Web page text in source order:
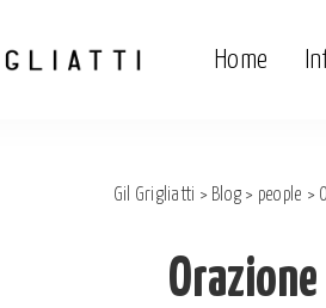
Home
Gil Grigliatti > Blog > people >